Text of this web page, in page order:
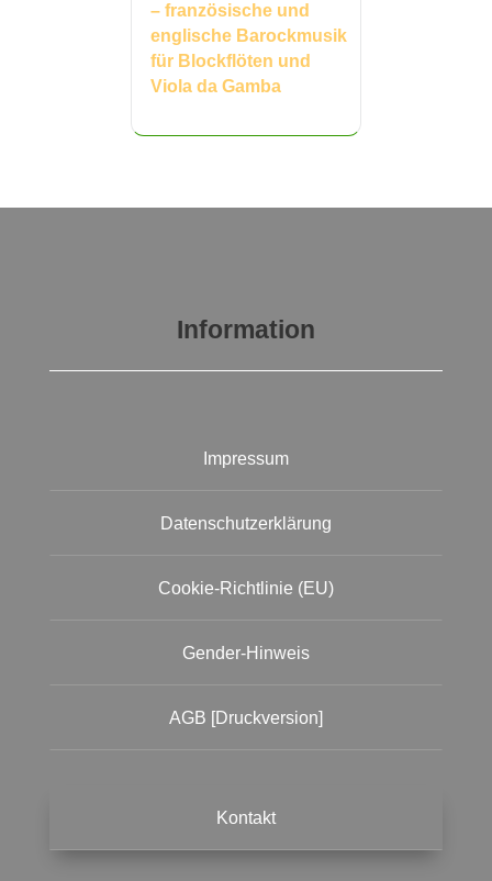
– französische und
englische Barockmusik
für Blockflöten und
Viola da Gamba
Information
Impressum
Datenschutzerklärung
Cookie-Richtlinie (EU)
Gender-Hinweis
AGB [Druckversion]
Kontakt